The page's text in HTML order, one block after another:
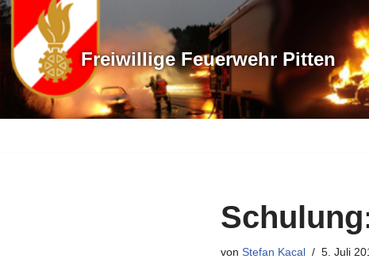
Zum
Inhalt
springen
Freiwillige Feuerwehr Pitten
von Stefan Kacal 5. Juli